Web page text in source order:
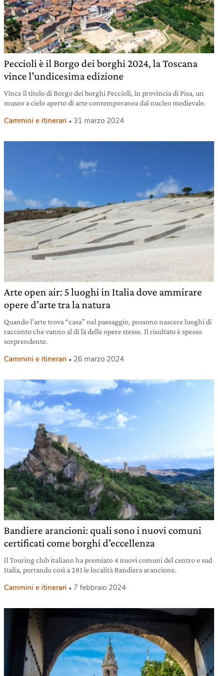
Peccioli è il Borgo dei borghi 2024, la Toscana
vince l’undicesima edizione
Vince il titolo di Borgo dei borghi Peccioli, in provincia di Pisa, un
museo a cielo aperto di arte contemporanea dal nucleo medievale.
Cammini e itinerari 31 marzo 2024
Arte open air: 5 luoghi in Italia dove ammirare
opere d’arte tra la natura
Quando l’arte trova “casa” nel paesaggio, possono nascere luoghi di
racconto che vanno al di là delle opere stesse. Il risultato è spesso
sorprendente.
Cammini e itinerari 26 marzo 2024
Bandiere arancioni: quali sono i nuovi comuni
certificati come borghi d’eccellenza
Il Touring club italiano ha premiato 4 nuovi comuni del centro e sud
Italia, portando così a 281 le località Bandiera arancione.
Cammini e itinerari 7 febbraio 2024